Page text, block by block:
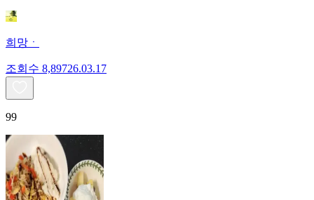
희망ㆍ
조회수 8,89726.03.17
99